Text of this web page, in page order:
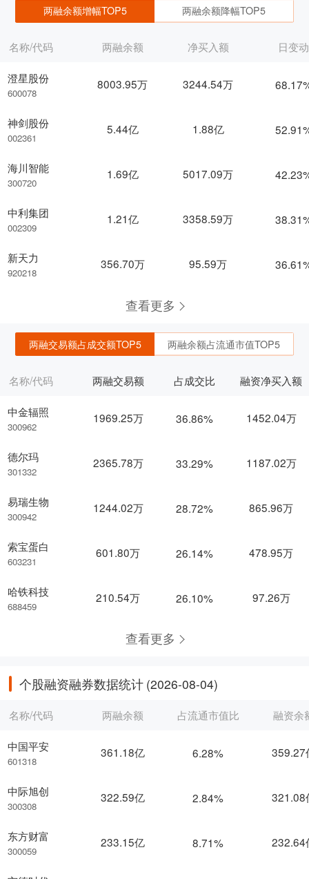
两融余额增幅TOP5 两融余额降幅TOP5
名称/代码
澄星股份
600078
神剑股份
002361
海川智能
300720
中利集团
002309
新天力
920218
两融余额 净买入额 日变动
8003.95万 3244.54万
5.44亿 1.88亿
1.69亿 5017.09万
1.21亿 3358.59万
356.70万 95.59万
查看更多
两融交易额占成交额TOP5 两融余额占流通市值TOP5
名称/代码
中金辐照
300962
德尔玛
301332
易瑞生物
300942
索宝蛋白
603231
哈铁科技
688459
两融交易额 占成交比 融资净买入额
1969.25万 36.86% 1452.04万
2365.78万 33.29% 1187.02万
1244.02万 28.72% 865.96万
601.80万 26.14% 478.95万
210.54万 26.10% 97.26万
查看更多
个股融资融券数据统计 (2026-08-04)
名称/代码
中国平安
601318
中际旭创
300308
东方财富
300059
两融余额 占流通市值比 融资余
361.18亿 6.28% 359.27
322.59亿 2.84% 321.08
233.15亿 8.71% 232.64